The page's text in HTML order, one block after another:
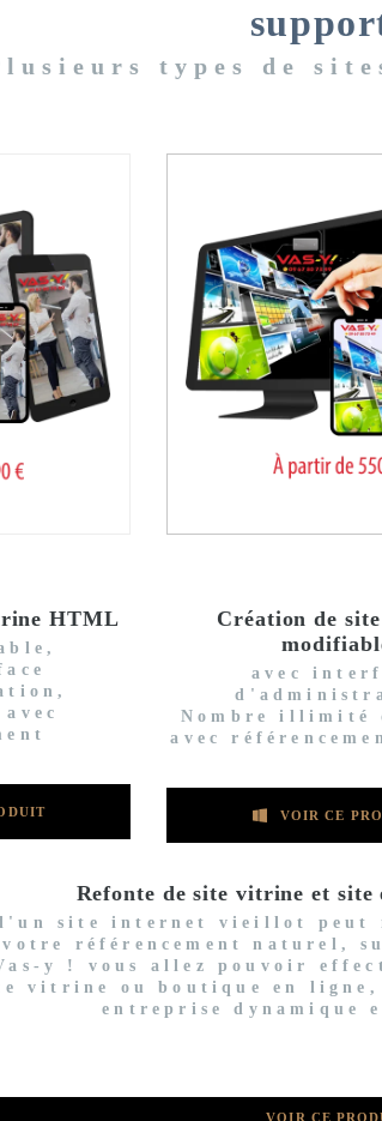
types de
HTML
Création de
avec
Nombre illimité
avec
VOIR CE
Refonte de site vitrine et site
site internet vieillot peut
référencement naturel,
y ! vous allez pouvoir
vitrine ou boutique en ligne,
entreprise dynamique
VOIR CE